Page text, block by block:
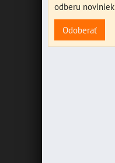
odberu
Odoberať